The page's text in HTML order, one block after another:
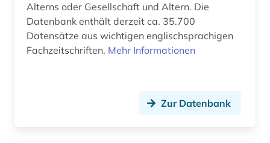
e-learning (2)
ebm 2000 plus (1)
Alterns oder Gesellschaft und Altern. Die
Datenbank enthält derzeit ca. 35.700
Datensätze aus wichtigen englischsprachigen
Fachzeitschriften. Mehr Informationen
Zur Datenbank